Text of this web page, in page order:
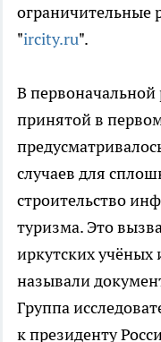
ограничительные
"ircity.ru".
В первоначальной
принятой в
случаев для
строительство
туризма. Это
иркутских учёных
называли
Группа
к президенту